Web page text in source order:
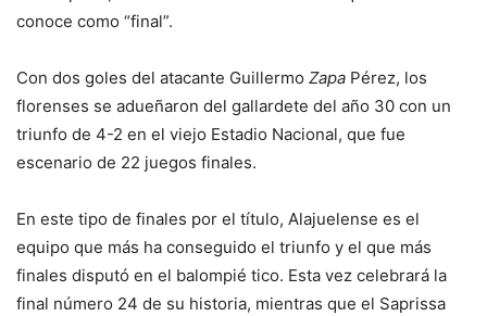
conoce como “final”.
Con dos goles del atacante Guillermo Zapa Pérez, los
florenses se adueñaron del gallardete del año 30 con un
triunfo de 4-2 en el viejo Estadio Nacional, que fue
escenario de 22 juegos finales.
En este tipo de finales por el título, Alajuelense es el
equipo que más ha conseguido el triunfo y el que más
finales disputó en el balompié tico. Esta vez celebrará la
final número 24 de su historia, mientras que el Saprissa